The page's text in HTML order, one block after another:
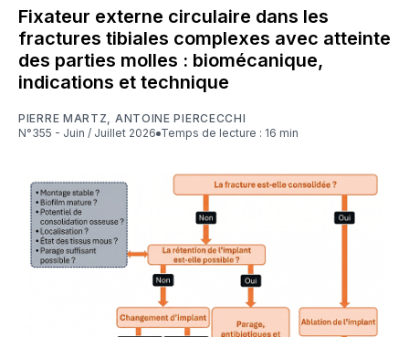
Fixateur externe circulaire dans les
fractures tibiales complexes avec atteinte
des parties molles : biomécanique,
indications et technique
PIERRE MARTZ, ANTOINE PIERCECCHI
N°355 - Juin / Juillet 2026
Temps de lecture : 16 min